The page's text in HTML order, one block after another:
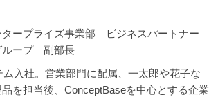
ープライズ事業部 ビジネスパートナー
ループ 副部長
入社。営業部門に配属、一太郎や花子な
を担当後、ConceptBaseを中心とする企業